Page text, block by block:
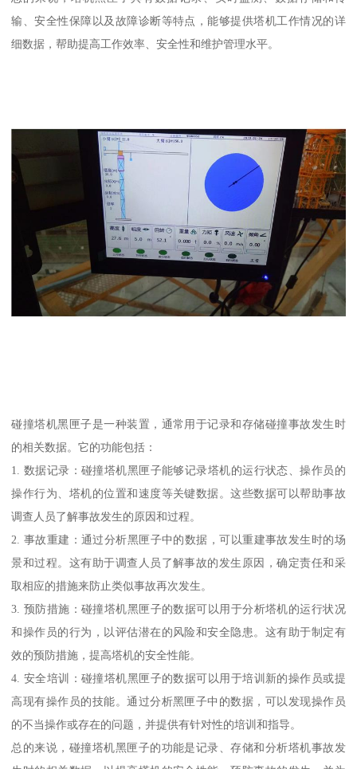
输、安全性保障以及故障诊断等特点，能够提供塔机工作情况的详
细数据，帮助提高工作效率、安全性和维护管理水平。
碰撞塔机黑匣子是一种装置，通常用于记录和存储碰撞事故发生时
的相关数据。它的功能包括：
1. 数据记录：碰撞塔机黑匣子能够记录塔机的运行状态、操作员的
操作行为、塔机的位置和速度等关键数据。这些数据可以帮助事故
调查人员了解事故发生的原因和过程。
2. 事故重建：通过分析黑匣子中的数据，可以重建事故发生时的场
景和过程。这有助于调查人员了解事故的发生原因，确定责任和采
取相应的措施来防止类似事故再次发生。
3. 预防措施：碰撞塔机黑匣子的数据可以用于分析塔机的运行状况
和操作员的行为，以评估潜在的风险和安全隐患。这有助于制定有
效的预防措施，提高塔机的安全性能。
4. 安全培训：碰撞塔机黑匣子的数据可以用于培训新的操作员或提
高现有操作员的技能。通过分析黑匣子中的数据，可以发现操作员
的不当操作或存在的问题，并提供有针对性的培训和指导。
总的来说，碰撞塔机黑匣子的功能是记录、存储和分析塔机事故发